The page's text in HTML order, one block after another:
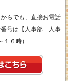
らでも、直接お電話
番号は【人事部 人事
６時）